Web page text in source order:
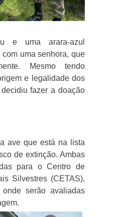
e uma arara-azul
uma senhora, que
Mesmo tendo
e legalidade dos
fazer a doação
ave que está na lista
de extinção. Ambas
para o Centro de
Silvestres (CETAS),
serão avaliadas